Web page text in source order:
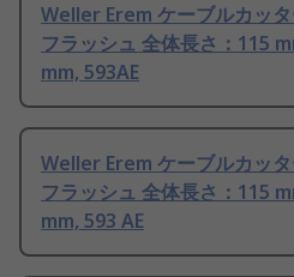
Weller Erem ケーブルカッ
フラッシュ 全体長さ：115
mm, 593AE
Weller Erem ケーブルカッ
フラッシュ 全体長さ：115
mm, 593 AE